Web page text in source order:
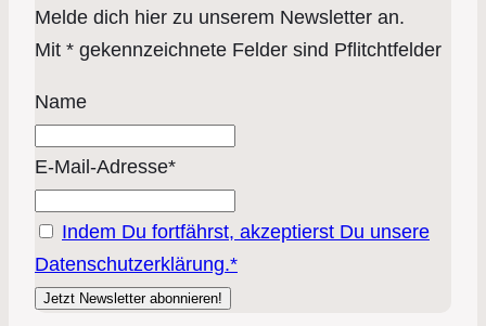
Melde dich hier zu unserem Newsletter an.
Mit * gekennzeichnete Felder sind Pflitchtfelder
Name
E-Mail-Adresse*
Indem Du fortfährst, akzeptierst Du unsere
Datenschutzerklärung.*